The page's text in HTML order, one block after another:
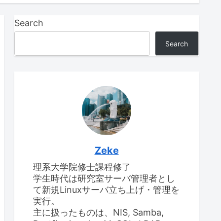
Search
Search
Zeke
理系大学院修士課程修了
学生時代は研究室サーバ管理者とし
て新規Linuxサーバ立ち上げ・管理を
実行。
主に扱ったものは、NIS, Samba,